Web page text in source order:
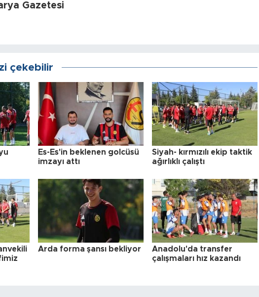
Gazetesi
çekebilir
Es-Es'in beklenen golcüsü
imzayı attı
Siyah- kırmızılı ekip taktik
ağırlıklı çalıştı
Arda forma şansı bekliyor
Anadolu'da transfer
çalışmaları hız kazandı